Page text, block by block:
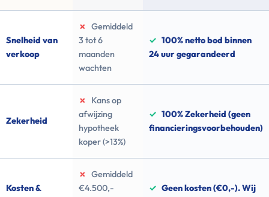
Snelheid van
verkoop
✗
Gemiddeld
3 tot 6
maanden
wachten
✓ 100% netto bod binnen
24 uur gegarandeerd
Zekerheid
✗
Kans op
afwijzing
hypotheek
koper (>13%)
✓ 100% Zekerheid (geen
financieringsvoorbehouden)
Kosten &
✗
Gemiddeld
€4.500,-
✓ Geen kosten (€0,-). Wij